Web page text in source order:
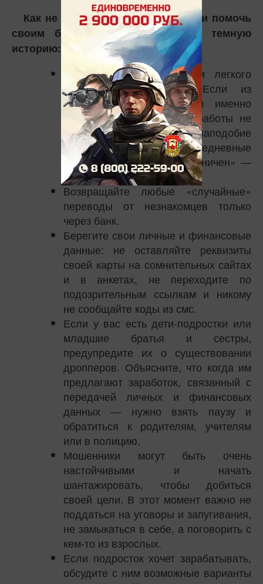
Как не стать дроппером самому и помочь
своим близким не впутаться в темную
историю:
Помните, что быстрого и легкого
заработка не бывает. Если из
вакансии непонятно, чем именно
нужно заниматься, опыт работы не
требуется и есть фразы наподобие
«Минимум усилий!», «Ежедневные
выплаты», «Доход не ограничен» —
это опасные звоночки.
Возвращайте любые «случайные»
переводы от незнакомцев только
через банк.
Берегите свои личные и финансовые
данные: не оставляйте реквизиты
своей карты на сомнительных сайтах
и в анкетах, не переходите по
подозрительным ссылкам и никому
не сообщайте коды из смс.
Если у вас есть дети-подростки или
младшие братья и сестры,
предупредите их о существовании
дропперов. Объясните, что когда им
предлагают заработок, связанный с
передачей личных и финансовых
данных — нужно взять паузу и
обратиться к родителям, учителям
или в полицию.
Мошенники могут быть очень
настойчивыми и начать
шантажировать, чтобы добиться
своей цели. В этот момент важно не
поддаться на уговоры и запугивания,
не замыкаться в себе, а поговорить с
кем-то из взрослых.
Если подросток хочет зарабатывать,
обсудите с ним возможные варианты